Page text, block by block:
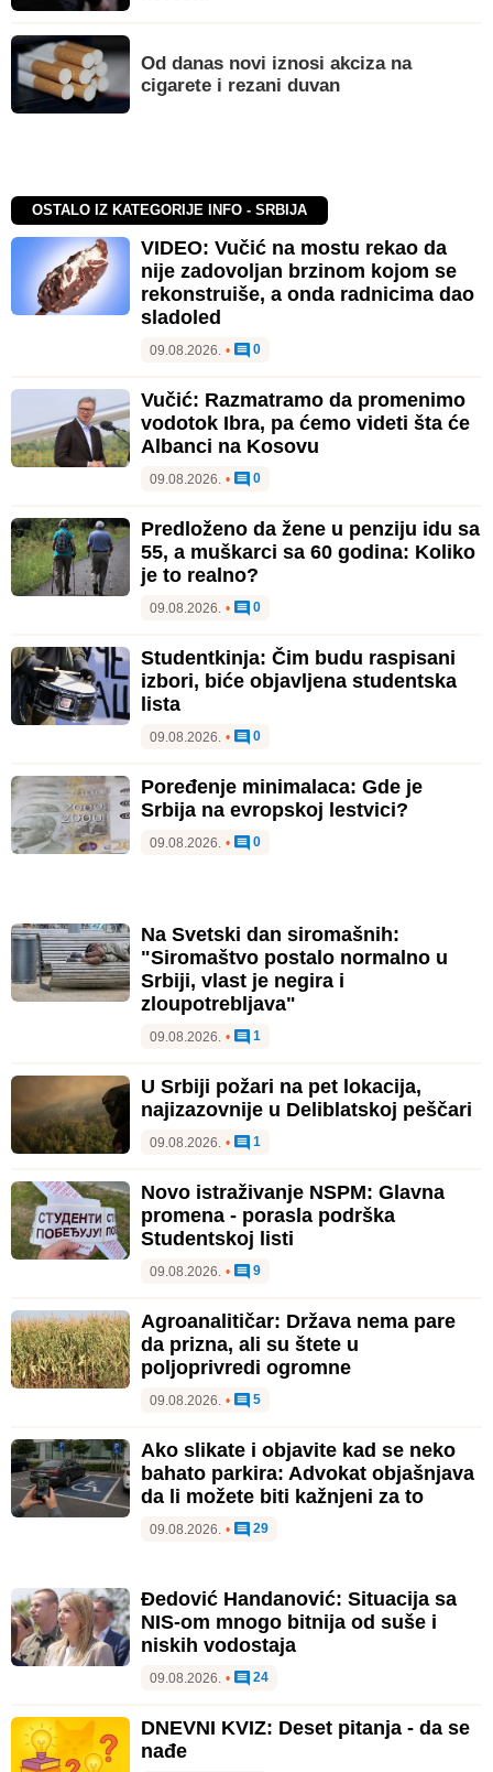
Od danas novi iznosi akciza na
cigarete i rezani duvan
OSTALO IZ KATEGORIJE INFO - SRBIJA
VIDEO: Vučić na mostu rekao da
nije zadovoljan brzinom kojom se
rekonstruiše, a onda radnicima dao
sladoled
09.08.2026. • 0
Vučić: Razmatramo da promenimo
vodotok Ibra, pa ćemo videti šta će
Albanci na Kosovu
09.08.2026. • 0
Predloženo da žene u penziju idu sa
55, a muškarci sa 60 godina: Koliko
je to realno?
09.08.2026. • 0
Studentkinja: Čim budu raspisani
izbori, biće objavljena studentska
lista
09.08.2026. • 0
Poređenje minimalaca: Gde je
Srbija na evropskoj lestvici?
09.08.2026. • 0
Na Svetski dan siromašnih:
"Siromaštvo postalo normalno u
Srbiji, vlast je negira i
zloupotrebljava"
09.08.2026. • 1
U Srbiji požari na pet lokacija,
najizazovnije u Deliblatskoj peščari
09.08.2026. • 1
Novo istraživanje NSPM: Glavna
promena - porasla podrška
Studentskoj listi
09.08.2026. • 9
Agroanalitičar: Država nema pare
da prizna, ali su štete u
poljoprivredi ogromne
09.08.2026. • 5
Ako slikate i objavite kad se neko
bahato parkira: Advokat objašnjava
da li možete biti kažnjeni za to
09.08.2026. • 29
Đedović Handanović: Situacija sa
NIS-om mnogo bitnija od suše i
niskih vodostaja
09.08.2026. • 24
DNEVNI KVIZ: Deset pitanja - da se
nađe